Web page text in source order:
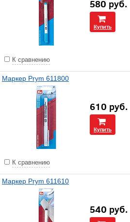
580 руб.
Купить
К сравнению
Маркер Prym 611800
610 руб.
Купить
К сравнению
Маркер Prym 611610
540 руб.